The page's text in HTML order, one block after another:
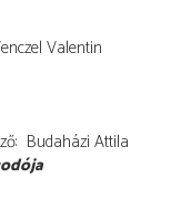
Valentin
Budaházi Attila